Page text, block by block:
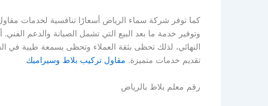
كما توفر شركة سماء الرياض أسعارًا تنافسية لخدمات
وتوفير خدمة ما بعد البيع التي تشمل الصيانة والدعم
النهائي، لذلك تحظى بثقة العملاء وتحظى بسمعة طيبة في
تقديم خدمات متميزة. مقاول تركيب بلاط وسيراميك
رقم معلم بلاط بالرياض